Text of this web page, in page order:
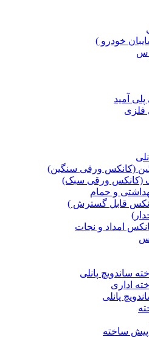
خودرو )
پلی آمید
فلزی
(کانکس ورقی سنگین)
(کانکس ورقی سبک)
و حمام
قابل گسترش )
امداد و نجات
ساندویچ پانلی
اداری
پانلی
ساخته